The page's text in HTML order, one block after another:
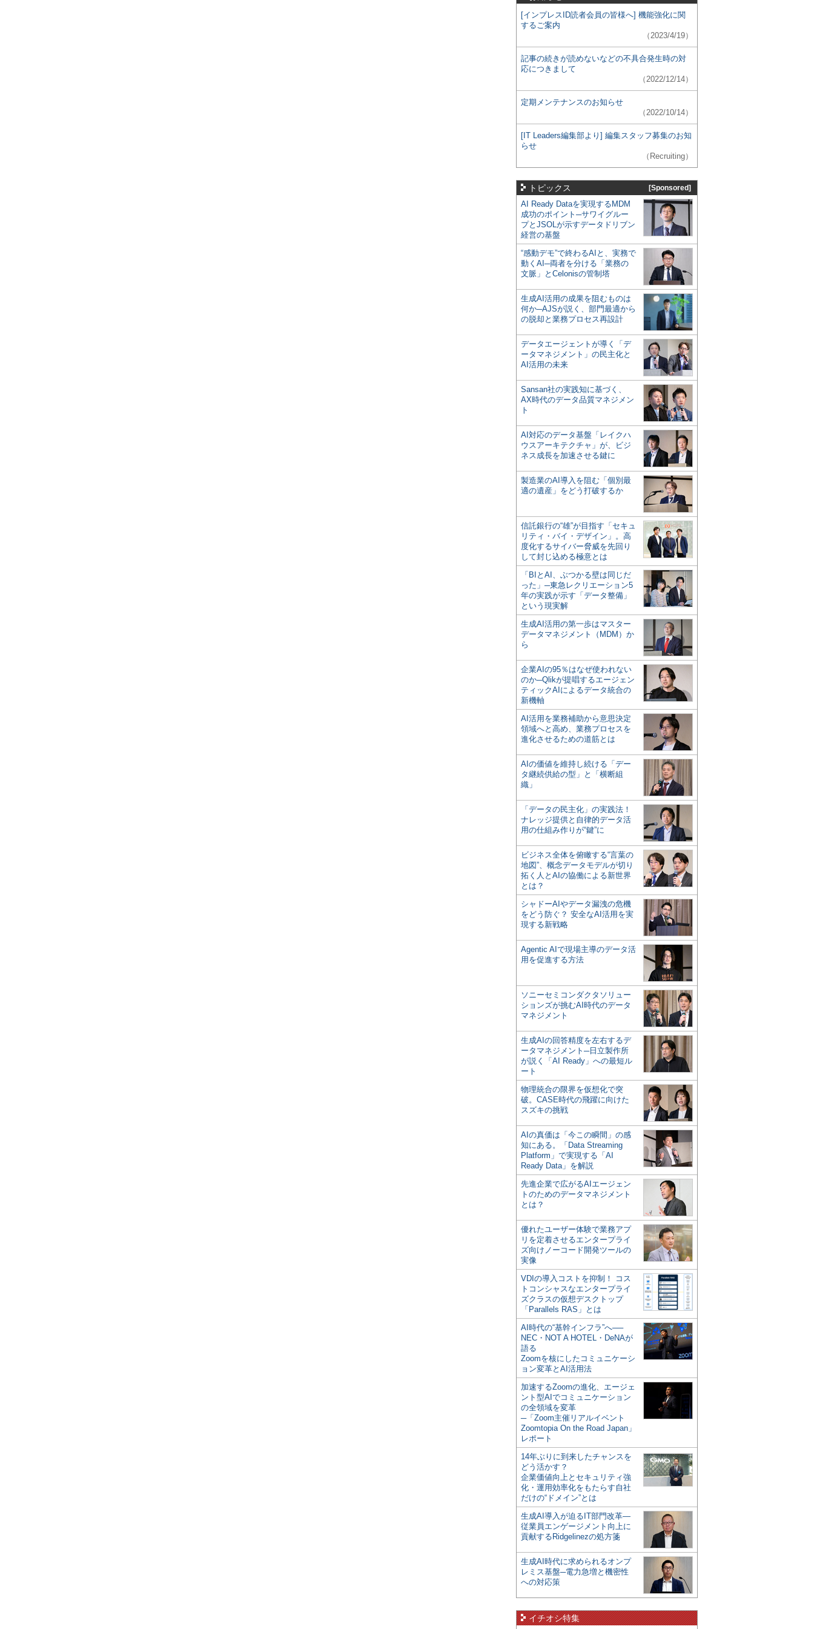
[インプレスID読者会員の皆様へ] 機能強化に関
するご案内
（2023/4/19）
記事の続きが読めないなどの不具合発生時の対
応につきまして
（2022/12/14）
定期メンテナンスのお知らせ
（2022/10/14）
[IT Leaders編集部より] 編集スタッフ募集のお知
らせ
（Recruiting）
トピックス [Sponsored]
AI Ready Dataを実現するMDM
成功のポイント─サワイグルー
プとJSOLが示すデータドリブン
経営の基盤
“感動デモ”で終わるAIと、実務で
動くAI─両者を分ける「業務の
文脈」とCelonisの管制塔
生成AI活用の成果を阻むものは
何か─AJSが説く、部門最適から
の脱却と業務プロセス再設計
データエージェントが導く「デ
ータマネジメント」の民主化と
AI活用の未来
Sansan社の実践知に基づく、
AX時代のデータ品質マネジメン
ト
AI対応のデータ基盤「レイクハ
ウスアーキテクチャ」が、ビジ
ネス成長を加速させる鍵に
製造業のAI導入を阻む「個別最
適の遺産」をどう打破するか
信託銀行の“雄”が目指す「セキュ
リティ・バイ・デザイン」。高
度化するサイバー脅威を先回り
して封じ込める極意とは
「BIとAI、ぶつかる壁は同じだ
った」─東急レクリエーション5
年の実践が示す「データ整備」
という現実解
生成AI活用の第一歩はマスター
データマネジメント（MDM）か
ら
企業AIの95％はなぜ使われない
のか─Qlikが提唱するエージェン
ティックAIによるデータ統合の
新機軸
AI活用を業務補助から意思決定
領域へと高め、業務プロセスを
進化させるための道筋とは
AIの価値を維持し続ける「デー
タ継続供給の型」と「横断組
織」
「データの民主化」の実践法！
ナレッジ提供と自律的データ活
用の仕組み作りが“鍵”に
ビジネス全体を俯瞰する“言葉の
地図”、概念データモデルが切り
拓く人とAIの協働による新世界
とは？
シャドーAIやデータ漏洩の危機
をどう防ぐ？ 安全なAI活用を実
現する新戦略
Agentic AIで現場主導のデータ活
用を促進する方法
ソニーセミコンダクタソリュー
ションズが挑むAI時代のデータ
マネジメント
生成AIの回答精度を左右するデ
ータマネジメント─日立製作所
が説く「AI Ready」への最短ル
ート
物理統合の限界を仮想化で突
破。CASE時代の飛躍に向けた
スズキの挑戦
AIの真価は「今この瞬間」の感
知にある。「Data Streaming
Platform」で実現する「AI
Ready Data」を解説
先進企業で広がるAIエージェン
トのためのデータマネジメント
とは？
優れたユーザー体験で業務アプ
リを定着させるエンタープライ
ズ向けノーコード開発ツールの
実像
VDIの導入コストを抑制！ コス
トコンシャスなエンタープライ
ズクラスの仮想デスクトップ
「Parallels RAS」とは
AI時代の“基幹インフラ”へ──
NEC・NOT A HOTEL・DeNAが
語る
Zoomを核にしたコミュニケーシ
ョン変革とAI活用法
加速するZoomの進化、エージェ
ント型AIでコミュニケーション
の全領域を変革
─「Zoom主催リアルイベント
Zoomtopia On the Road Japan」
レポート
14年ぶりに到来したチャンスを
どう活かす？
企業価値向上とセキュリティ強
化・運用効率化をもたらす自社
だけの“ドメイン”とは
生成AI導入が迫るIT部門改革―
従業員エンゲージメント向上に
貢献するRidgelinezの処方箋
生成AI時代に求められるオンプ
レミス基盤─電力急増と機密性
への対応策
イチオシ特集